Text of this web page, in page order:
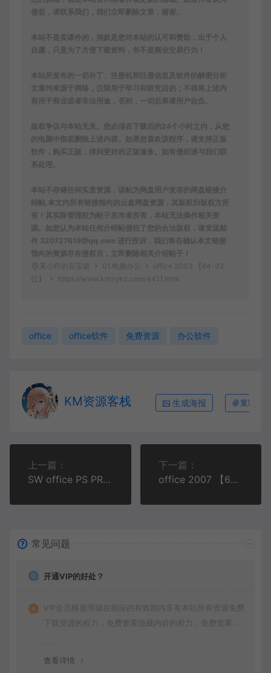
侵权，请联系我们，我们立即删除文章，谢谢。
本站不是卖课件的，捐款是您对本站的认可和赞助，出于个人
自愿，只是为了方便下载资料，并不是商业交易行为！
本站所发布的一切补丁、注册机和注册信息及软件的解密分析
文章均来源于网络，仅限用于学习和研究目的；不得将上述内
容用于商业或者非法用途，否则，一切后果请用户自负。
版权争议与本站无关。您必须在下载后的24个小时之内，从您
的电脑中彻底删除上述内容。如果您喜欢该程序，请支持正版
软件，购买正版，得到更好的正版服务。如有侵权请与我们联
系处理。
本站不存储任何实质资源，该帖为网盘用户发布的网盘链接介
绍帖,本文内所有链接指向的云盘网盘资源，其版权归版权方所
有！其实际管理权为帖子发布者所有，本站无法操作相关资
源。如您认为本站任何介绍帖侵犯了您的合法版权，请发送邮
件 320727619@qq.com 进行投诉，我们将在确认本文链接
指向的资源存在侵权后，立即删除相关介绍帖子！
茉小纤的百宝箱
01.电脑办公
office 2003 【64-32
位】
https://www.kmzykz.com/4411.html
office office软件 免费资源 办公软件
KM资源客栈 生成海报 复制本
上一篇：
SW office PS PR UG Matlab一键强力卸载修复工具！
下一篇：
office 2007 【64_32位】
常见问题
开通VIP的好处？
VIP会员根据等级在相应的有效期内享有本站所有资源免费
下载资源的权力，免费查看隐藏内容的权力，免费查看视
查看详情